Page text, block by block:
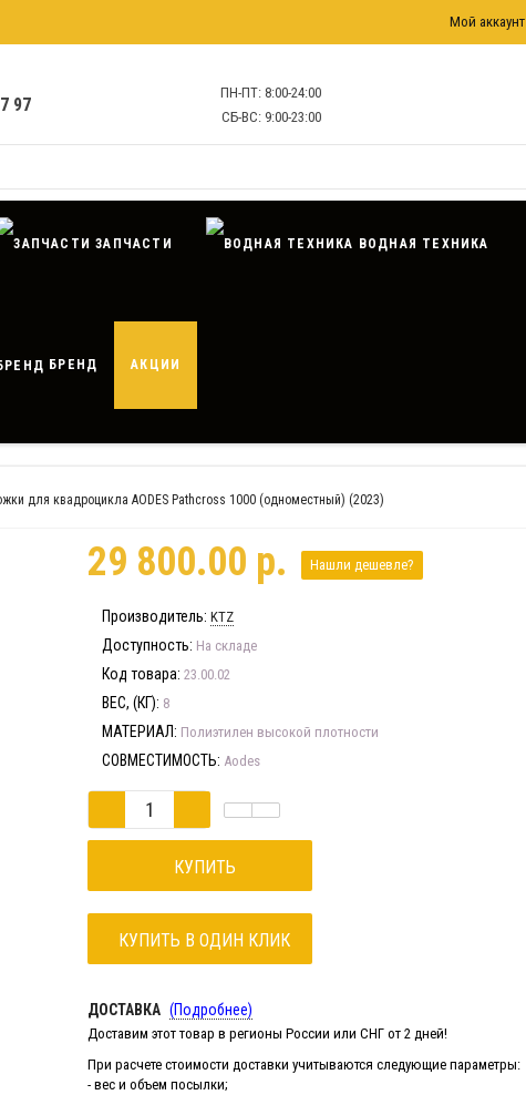
Мой аккаунт
97
ПН-ПТ: 8:00-24:00
СБ-ВС: 9:00-23:00
ЗАПЧАСТИ ВОДНАЯ ТЕХНИКА
БРЕНД АКЦИИ
для квадроцикла AODES Pathcross 1000 (одноместный) (2023)
29 800.00 р. Нашли дешевле?
Производитель: KTZ
Доступность: На складе
Код товара: 23.00.02
ВЕС, (КГ): 8
МАТЕРИАЛ: Полиэтилен высокой плотности
СОВМЕСТИМОСТЬ: Aodes
КУПИТЬ
КУПИТЬ В ОДИН КЛИК
ДОСТАВКА (Подробнее)
Доставим этот товар в регионы России или СНГ от 2 дней!
При расчете стоимости доставки учитываются следующие параметры:
- вес и объем посылки;